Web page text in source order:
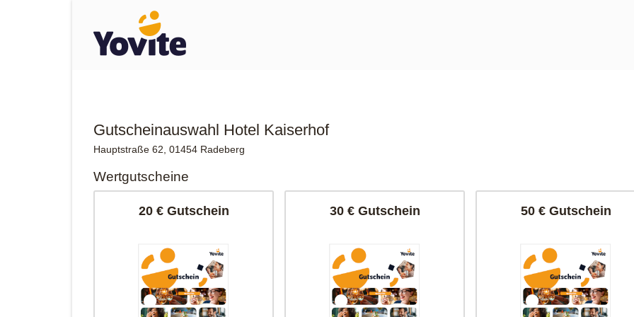
Gutscheinauswahl Hotel Kaiserhof
Hauptstraße 62, 01454 Radeberg
Wertgutscheine
20 € Gutschein 30 € Gutschein 50 € Gutschein